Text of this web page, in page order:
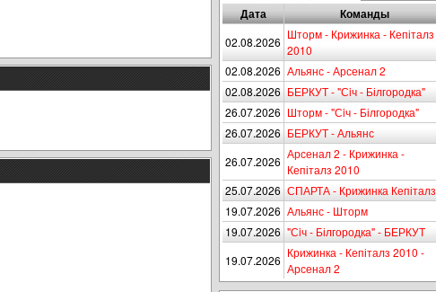
Дата Команды
02.08.2026
Шторм - Крижинка - Кепіталз
2010
02.08.2026 Альянс - Арсенал 2
02.08.2026 БЕРКУТ - "Сiч - Білгородка"
26.07.2026 Шторм - "Сiч - Білгородка"
26.07.2026 БЕРКУТ - Альянс
26.07.2026
Арсенал 2 - Крижинка -
Кепіталз 2010
25.07.2026 СПАРТА - Крижинка Кепіталз
19.07.2026 Альянс - Шторм
19.07.2026 "Сiч - Білгородка" - БЕРКУТ
19.07.2026
Крижинка - Кепіталз 2010 -
Арсенал 2